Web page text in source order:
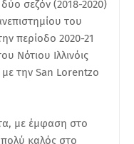
σεζόν (2018-2020)
του
περίοδο 2020-21
Νότιου Ιλλινόις
την San Lorentzo
με έμφαση στο
καλός στο